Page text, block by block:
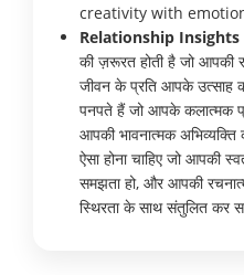
creativity with
Relationship
की ज़रूरत होती है जो आपकी
जीवन के प्रति आपके उत्साह
पनपते हैं जो आपके कलात्मक
आपकी भावनात्मक
ऐसा होना चाहिए जो आपकी
समझता हो, और आपकी
स्थिरता के साथ संतुलित कर